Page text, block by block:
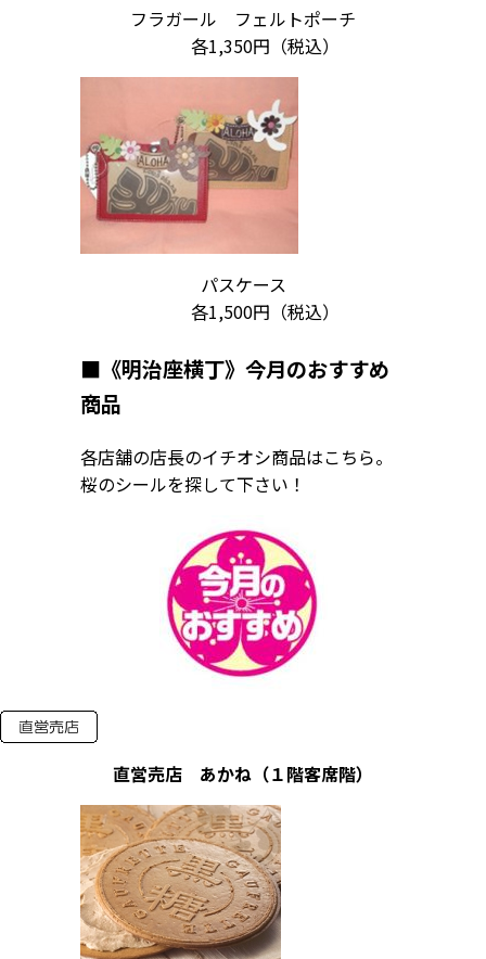
フラガール フェルトポーチ
各1,350円（税込）
パスケース
各1,500円（税込）
■ 《明治座横丁》今月のおすすめ
商品
各店舗の店長のイチオシ商品はこちら。
桜のシールを探して下さい！
直営売店 あかね（１階客席階）